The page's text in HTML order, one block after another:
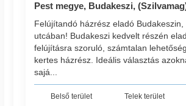
Pest megye, Budakeszi,
Felújítandó házrész eladó Budakeszin,
utcában! Budakeszi kedvelt részén
felújításra szoruló, számtalan
kertes házrész. Ideális választás
sajá...
Belső terület Telek terület